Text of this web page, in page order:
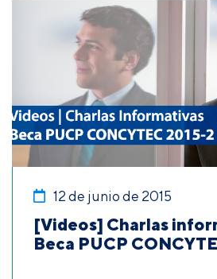
12 de junio de 2015
[Videos] Charlas
Beca PUCP